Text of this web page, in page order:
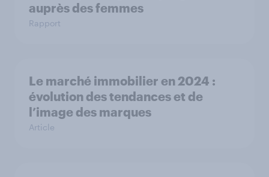
auprès des femmes
Rapport
Le marché immobilier en 2024 :
évolution des tendances et de
l’image des marques
Article